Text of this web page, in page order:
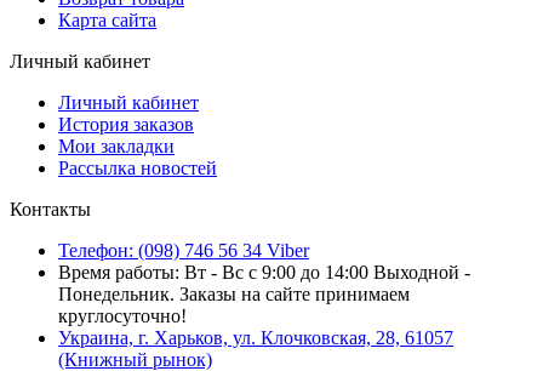
Карта сайта
Личный кабинет
Личный кабинет
История заказов
Мои закладки
Рассылка новостей
Контакты
Телефон: (098) 746 56 34 Viber
Время работы: Вт - Вс с 9:00 до 14:00 Выходной -
Понедельник. Заказы на сайте принимаем
круглосуточно!
Украина, г. Харьков, ул. Клочковская, 28, 61057
(Книжный рынок)